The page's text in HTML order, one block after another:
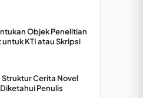
Objek Penelitian
KTI atau Skripsi
Struktur Cerita Novel
Penulis